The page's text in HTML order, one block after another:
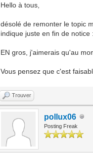
Hello à tous,
désolé de remonter le topic
indique juste en fin de
EN gros, j'aimerais qu'au
Vous pensez que c'est
Trouver
pollux06
Posting Freak